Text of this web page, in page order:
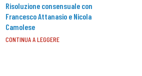
Risoluzione consensuale con
Francesco Attanasio e Nicola
Camolese
CONTINUA A LEGGERE